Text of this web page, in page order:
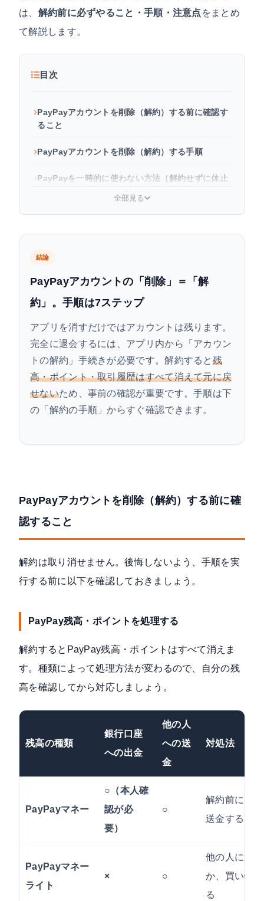
は、 解約前に必ずやること・手順・注意点 をまとめ
て解説します。
目次
PayPayアカウントを削除（解約）する前に確認す
ること
PayPayアカウントを削除（解約）する手順
PayPayを一時的に使わない方法（解約せずに休止
よくある質問
全部見る
結論
PayPayアカウントの「削除」＝「解
約」。手順は7ステップ
アプリを消すだけではアカウントは残ります。
完全に退会するには、アプリ内から「アカウン
トの解約」手続きが必要です。解約すると 残
高・ポイント・取引履歴はすべて消えて元に戻
せないため、事前の確認が重要です。手順は下
の「 解約の手順 」からすぐ確認できます。
PayPayアカウントを削除（解約）する前に確
認すること
解約は取り消せません。後悔しないよう、手順を実
行する前に以下を確認しておきましょう。
PayPay残高・ポイントを処理する
解約するとPayPay残高・ポイントはすべて消えま
す。種類によって処理方法が変わるので、自分の残
高を確認してから対応しましょう。
残高の種類
銀行口座
への出金
他の人
への送
金
対処法
PayPayマネー
○（本人確
認が必
要）
○
解約前に出
送金する
PayPayマネー
ライト
× ○
他の人に送
か、買い物
る